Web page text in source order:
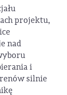
projektu,
nad
i
silnie